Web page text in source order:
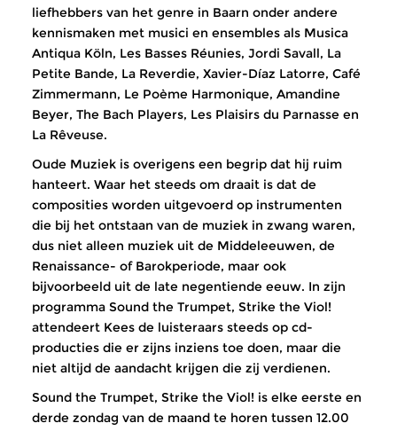
liefhebbers van het genre in Baarn onder andere
kennismaken met musici en ensembles als Musica
Antiqua Köln, Les Basses Réunies, Jordi Savall, La
Petite Bande, La Reverdie, Xavier-Díaz Latorre, Café
Zimmermann, Le Poème Harmonique, Amandine
Beyer, The Bach Players, Les Plaisirs du Parnasse en
La Rêveuse.
Oude Muziek is overigens een begrip dat hij ruim
hanteert. Waar het steeds om draait is dat de
composities worden uitgevoerd op instrumenten
die bij het ontstaan van de muziek in zwang waren,
dus niet alleen muziek uit de Middeleeuwen, de
Renaissance- of Barokperiode, maar ook
bijvoorbeeld uit de late negentiende eeuw. In zijn
programma Sound the Trumpet, Strike the Viol!
attendeert Kees de luisteraars steeds op cd-
producties die er zijns inziens toe doen, maar die
niet altijd de aandacht krijgen die zij verdienen.
Sound the Trumpet, Strike the Viol! is elke eerste en
derde zondag van de maand te horen tussen 12.00